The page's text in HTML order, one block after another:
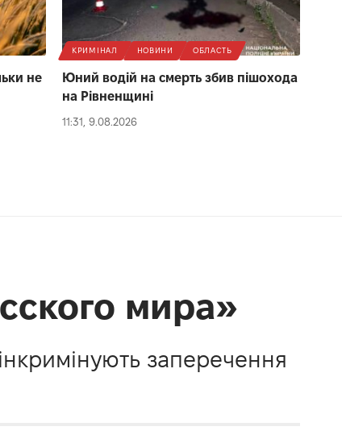
не
КРИМІНАЛ НОВИНИ ОБЛАСТЬ
Юний водій на смерть збив пішохода
на Рівненщині
11:31, 9.08.2026
мира»
заперечення